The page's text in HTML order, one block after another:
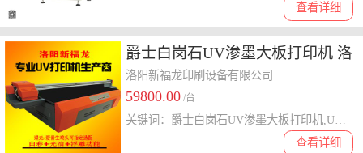
查看详细
爵士白岗石UV渗墨大板打印机 洛
阳新爵士白岗石UV渗墨大板打印
机 洛阳新福龙厂家直销福龙厂家
直销
洛阳新福龙印刷设备有限公司
59800.00 /台
查看详细